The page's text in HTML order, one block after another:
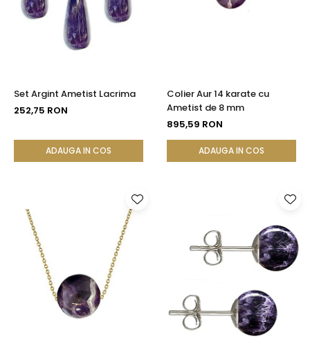
Seturi Perle cu Argint
Brățări cu Perle
Pandantive cu Perle
Set Argint Ametist Lacrima
252,75 RON
ADAUGA IN COS
Colier Aur 14 karate cu
Ametist de 8 mm
895,59 RON
ADAUGA IN COS